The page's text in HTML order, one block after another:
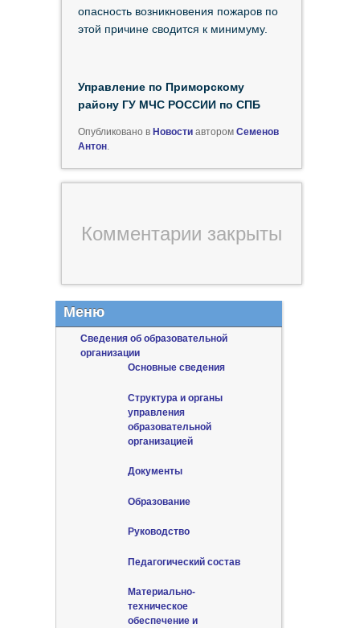
опасность возникновения пожаров по
этой причине сводится к минимуму.
Управление по Приморскому
району ГУ МЧС РОССИИ по СПБ
Опубликовано в Новостиавтором Семенов
Антон.
Комментарии закрыты
Меню
Сведения об образовательной
организации
Основные сведения
Структура и органы
управления
образовательной
организацией
Документы
Образование
Руководство
Педагогический состав
Материально-
техническое
обеспечение и